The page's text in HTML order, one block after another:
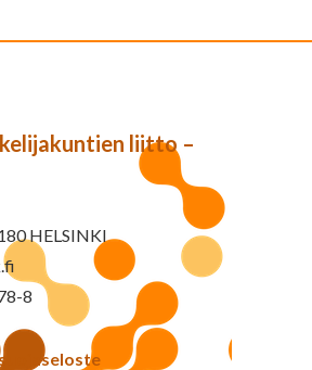
liitto –
HELSINKI
8